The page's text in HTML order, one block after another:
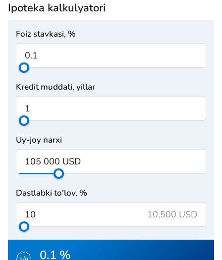
Ipoteka kalkulyatori
Foiz stavkasi, %
Kredit muddati, yillar
Uy-joy narxi
Dastlabki to'lov, %
10,500 USD
0.1 %